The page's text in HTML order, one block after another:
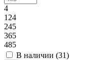
4
124
245
365
485
В наличии (31)